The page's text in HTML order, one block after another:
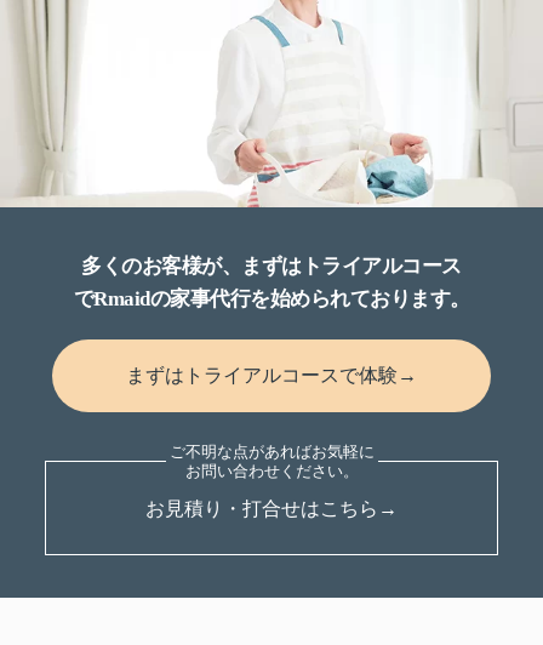
多くのお客様が、まずはトライアルコース
でRmaidの家事代行を始められております。
まずはトライアルコースで体験→
お見積り・打合せはこちら→